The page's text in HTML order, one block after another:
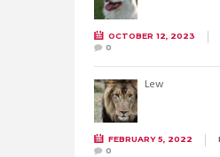
OCTOBER 12, 2023
0
Lew
FEBRUARY 5, 2022
0